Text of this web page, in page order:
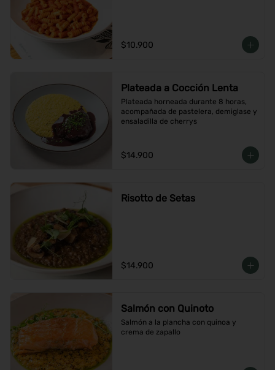
$10.900
Plateada a Cocción Lenta
Plateada horneada durante 8 horas,
acompañada de pastelera, demiglase y
ensaladilla de cherrys
$14.900
Risotto de Setas
$14.900
Salmón con Quinoto
Salmón a la plancha con quinoa y
crema de zapallo